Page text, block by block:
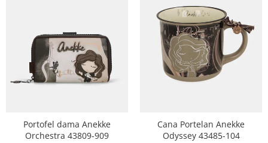
Portofel dama Anekke
Orchestra 43809-909
Cana Portelan Anekke
Odyssey 43485-104